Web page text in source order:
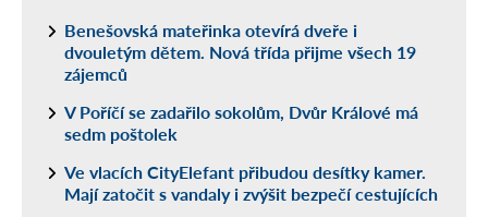
Benešovská mateřinka otevírá dveře i
dvouletým dětem. Nová třída přijme všech 19
zájemců
V Poříčí se zadařilo sokolům, Dvůr Králové má
sedm poštolek
Ve vlacích CityElefant přibudou desítky kamer.
Mají zatočit s vandaly i zvýšit bezpečí cestujících